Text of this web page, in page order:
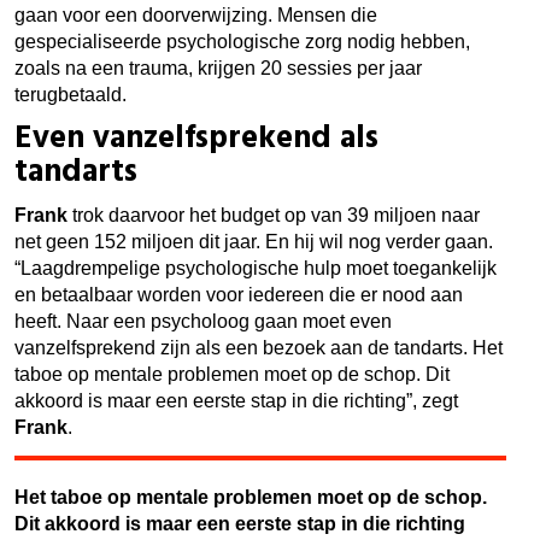
gaan voor een doorverwijzing. Mensen die
gespecialiseerde psychologische zorg nodig hebben,
zoals na een trauma, krijgen 20 sessies per jaar
terugbetaald.
Even vanzelfsprekend als
tandarts
Frank trok daarvoor het budget op van 39 miljoen naar
net geen 152 miljoen dit jaar. En hij wil nog verder gaan.
“Laagdrempelige psychologische hulp moet toegankelijk
en betaalbaar worden voor iedereen die er nood aan
heeft. Naar een psycholoog gaan moet even
vanzelfsprekend zijn als een bezoek aan de tandarts. Het
taboe op mentale problemen moet op de schop. Dit
akkoord is maar een eerste stap in die richting”, zegt
Frank.
Het taboe op mentale problemen moet op de schop.
Dit akkoord is maar een eerste stap in die richting